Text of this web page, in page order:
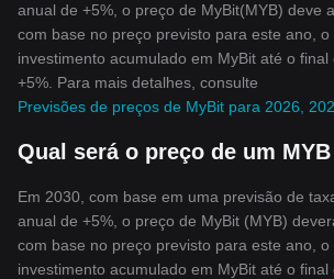
anual de +5%, o preço de MyBit(MYB) deve
com base no preço previsto para este ano,
investimento acumulado em MyBit até o final
+5%. Para mais detalhes, consulte
Previsões de preços de MyBit para 2026,
Qual será o preço de um MYB
Em 2030, com base em uma previsão de
anual de +5%, o preço de MyBit (MYB)
com base no preço previsto para este ano,
investimento acumulado em MyBit até o final